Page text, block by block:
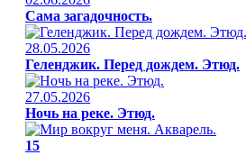
Сама загадочность.
28.05.2026
Геленджик. Перед дождем. Этюд.
27.05.2026
Ночь на реке. Этюд.
15